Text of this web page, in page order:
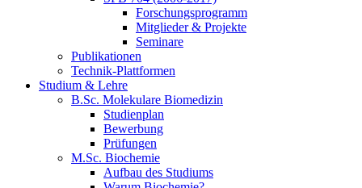
Forschungsprogramm
Mitglieder & Projekte
Seminare
Publikationen
Technik-Plattformen
Studium & Lehre
B.Sc. Molekulare Biomedizin
Studienplan
Bewerbung
Prüfungen
M.Sc. Biochemie
Aufbau des Studiums